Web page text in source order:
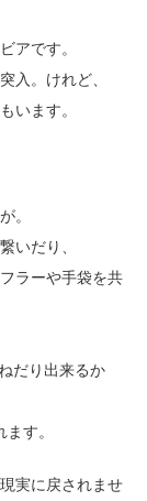
アです。
入。けれど、
います。
。
いだり、
ラーや手袋を共
だり出来るか
す。
実に戻されませ